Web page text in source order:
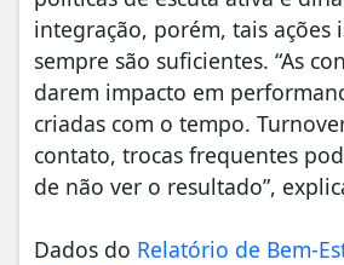
integração, porém, tais ações
sempre são suficientes. “As
darem impacto em
criadas com o tempo.
contato, trocas frequentes
de não ver o resultado”,
Dados do Relatório de Bem-